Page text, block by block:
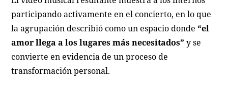
participando activamente en el concierto, en lo que
la agrupación describió como un espacio donde “el
amor llega a los lugares más necesitados” y se
convierte en evidencia de un proceso de
transformación personal.